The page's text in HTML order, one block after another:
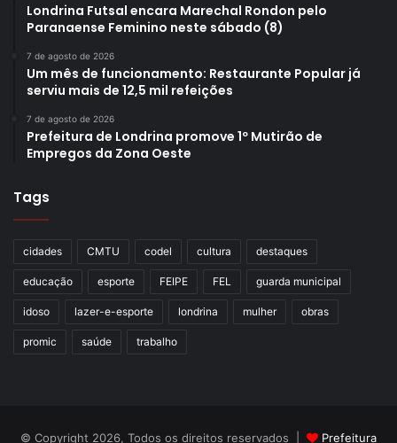
Londrina Futsal encara Marechal Rondon pelo
Paranaense Feminino neste sábado (8)
7 de agosto de 2026
Um mês de funcionamento: Restaurante Popular já
serviu mais de 12,5 mil refeições
7 de agosto de 2026
Prefeitura de Londrina promove 1º Mutirão de
Empregos da Zona Oeste
Tags
cidades CMTU codel cultura destaques
educação esporte FEIPE FEL guarda municipal
idoso lazer-e-esporte londrina mulher obras
promic saúde trabalho
© Copyright 2026, Todos os direitos reservados | Prefeitura